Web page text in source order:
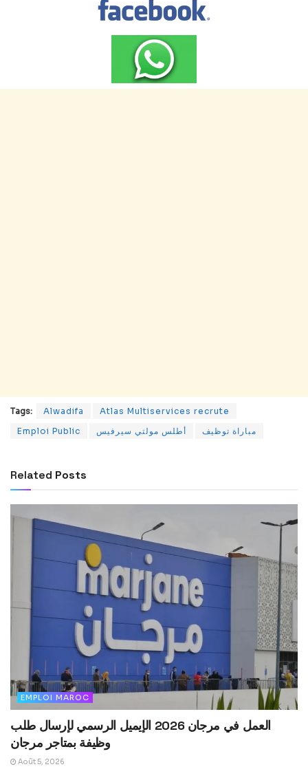
Tags: Alwadifa
Atlas Multiservices recrute
Emploi Public
أطلس مولتي سيرفيس مباراة توظيف
Related Posts
EMPLOI MAROC
العمل في مرجان 2026 الإيميل الرسمي لإرسال طلب
وظيفة بمتاجر مرجان
Août 5, 2026